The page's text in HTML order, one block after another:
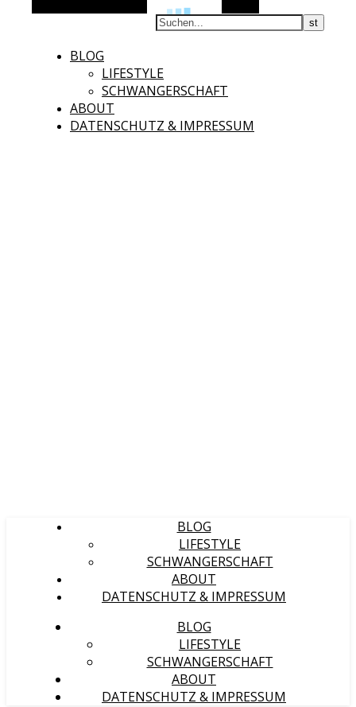
BLOG
LIFESTYLE
SCHWANGERSCHAFT
ABOUT
DATENSCHUTZ & IMPRESSUM
BLOG
LIFESTYLE
SCHWANGERSCHAFT
ABOUT
DATENSCHUTZ & IMPRESSUM
BLOG
LIFESTYLE
SCHWANGERSCHAFT
ABOUT
DATENSCHUTZ & IMPRESSUM